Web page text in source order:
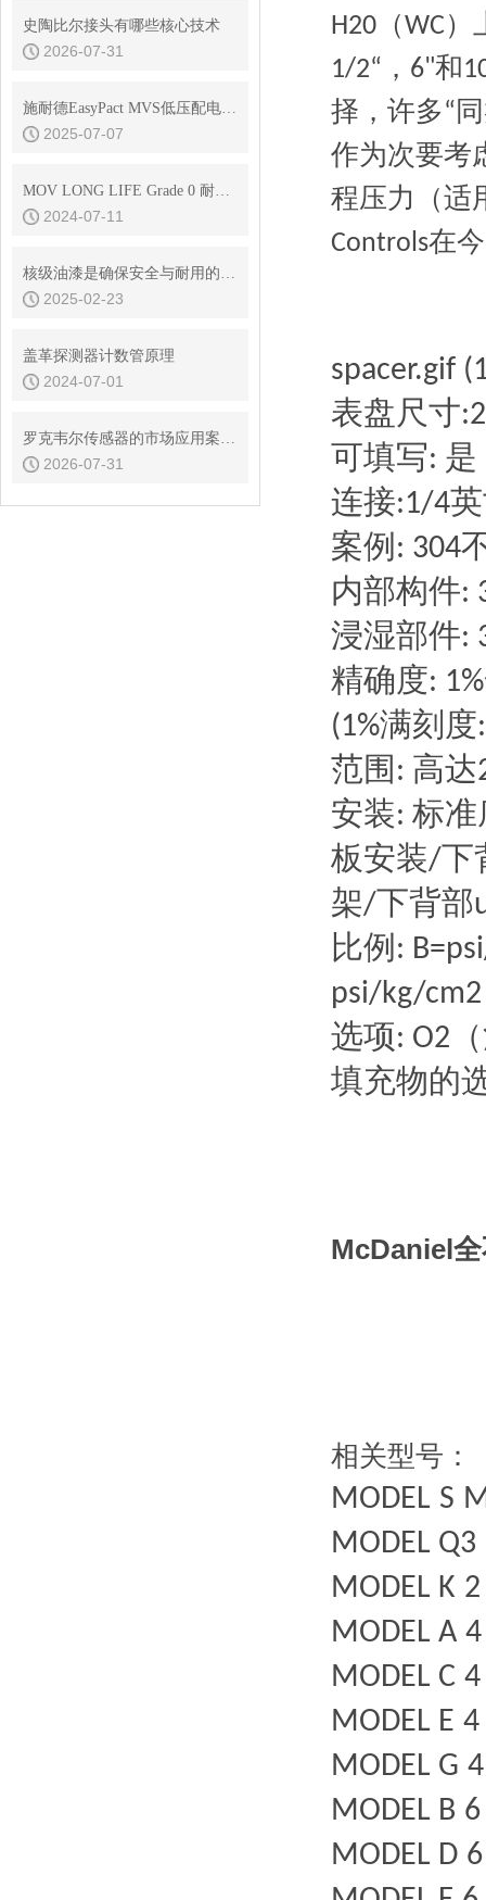
史陶比尔接头有哪些核心技术
2026-07-31
施耐德EasyPact MVS低压配电空气断路器在风电中的应用
2025-07-07
MOV LONG LIFE Grade 0 耐高温 核级耐辐射润滑脂
2024-07-11
核级油漆是确保安全与耐用的材料
2025-02-23
盖革探测器计数管原理
2024-07-01
罗克韦尔传感器的市场应用案例有哪些
2026-07-31
H20 （WC）
1/2“ ， 6"和
择，许多“
作为次要考
程压力（适
Controls在
spacer.gif
表盘尺寸
可填写: 是
连接:1/4
案例 : 304
内部构件:
浸湿部件:
精确度: 1%
(1%满刻度:
范围 : 高达
安装: 标准
板安装/下
架/下背部
比例 :
psi/kg/cm2
选项: O2
填充物的
McDaniel
相关型号：
MODEL S
MODEL Q3
MODEL K
MODEL A
MODEL C
MODEL E 4
MODEL G
MODEL B
MODEL D